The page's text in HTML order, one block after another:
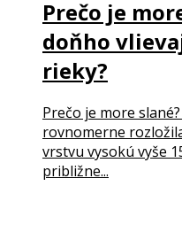
Prečo je
doňho
rieky?
Prečo je more
rovnomerne
vrstvu vysokú vyše
približne...